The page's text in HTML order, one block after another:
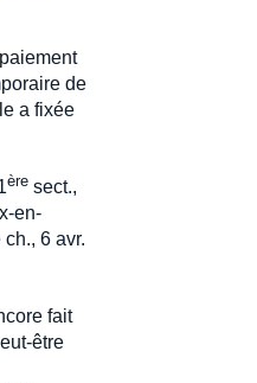
de
a fixée
ère sect.,
en-
6 avr.
fait
être